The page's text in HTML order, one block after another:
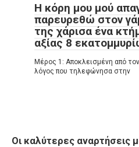
Η κόρη μου μού
παρευρεθώ στον
της χάρισα ένα
αξίας 8
Μέρος 1: Αποκλεισμένη από
λόγος που τηλεφώνησα στην
Οι καλύτερες αναρτήσεις